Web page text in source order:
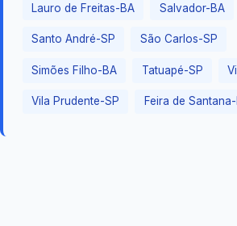
Lauro de Freitas-BA Salvador-BA
Santo André-SP São Carlos-SP
Simões Filho-BA Tatuapé-SP
Vila Prudente-SP Feira de